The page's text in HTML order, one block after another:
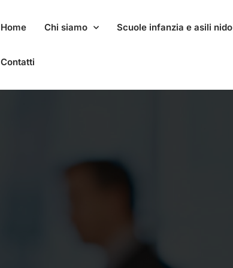
Home Chi siamo Scuole infanzia e asili nido
Contatti